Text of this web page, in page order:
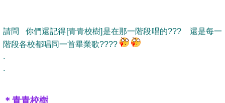
請問 你們還記得[青青校樹]是在那一階段唱的??? 還是每一
階段各校都唱同一首畢業歌????
.
.
＊青青校樹